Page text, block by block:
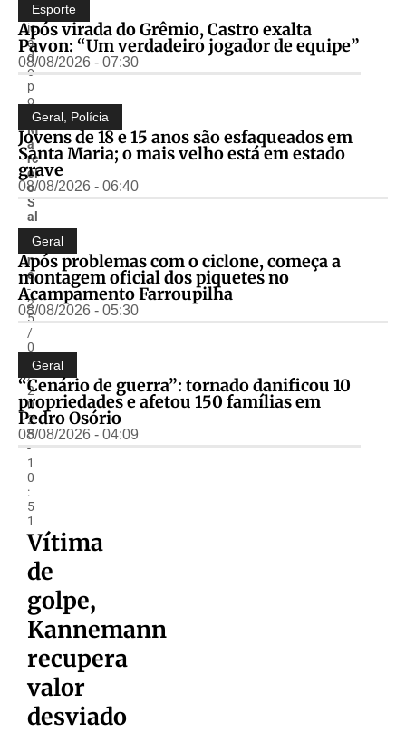
bl
ic
a
d
o
p
o
M
a
rc
el
o
S
al
z
a
n
o
-
2
5
/
0
6
/
2
0
2
5
-
1
0
:
5
1
Vítima
de
golpe,
Kannemann
recupera
valor
desviado
Esporte
Após virada do Grêmio, Castro exalta
Pavon: “Um verdadeiro jogador de equipe”
08/08/2026 - 07:30
Geral Polícia
Jovens de 18 e 15 anos são esfaqueados em
Santa Maria; o mais velho está em estado
grave
08/08/2026 - 06:40
Geral
Após problemas com o ciclone, começa a
montagem oficial dos piquetes no
Acampamento Farroupilha
08/08/2026 - 05:30
Geral
“Cenário de guerra”: tornado danificou 10
propriedades e afetou 150 famílias em
Pedro Osório
08/08/2026 - 04:09